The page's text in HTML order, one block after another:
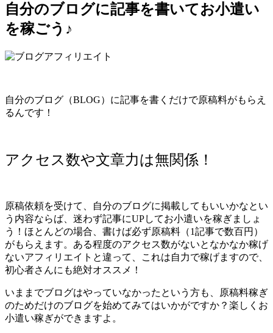
自分のブログに記事を書いてお小遣い
を稼ごう♪
自分のブログ（BLOG）に記事を書くだけで原稿料がもらえ
るんです！
アクセス数や文章力は無関係！
原稿依頼を受けて、自分のブログに掲載してもいいかなとい
う内容ならば、迷わず記事にUPしてお小遣いを稼ぎましょ
う！ほとんどの場合、 書けば必ず原稿料（1記事で数百円）
がもらえます。ある程度のアクセス数がないとなかなか稼げ
ないアフィリエイトと違って、これは自力で稼げますので、
初心者さんにも絶対オススメ！
いままでブログはやっていなかったという方も、原稿料稼ぎ
のためだけのブログを始めてみてはいかがですか？楽しくお
小遣い稼ぎができますよ。